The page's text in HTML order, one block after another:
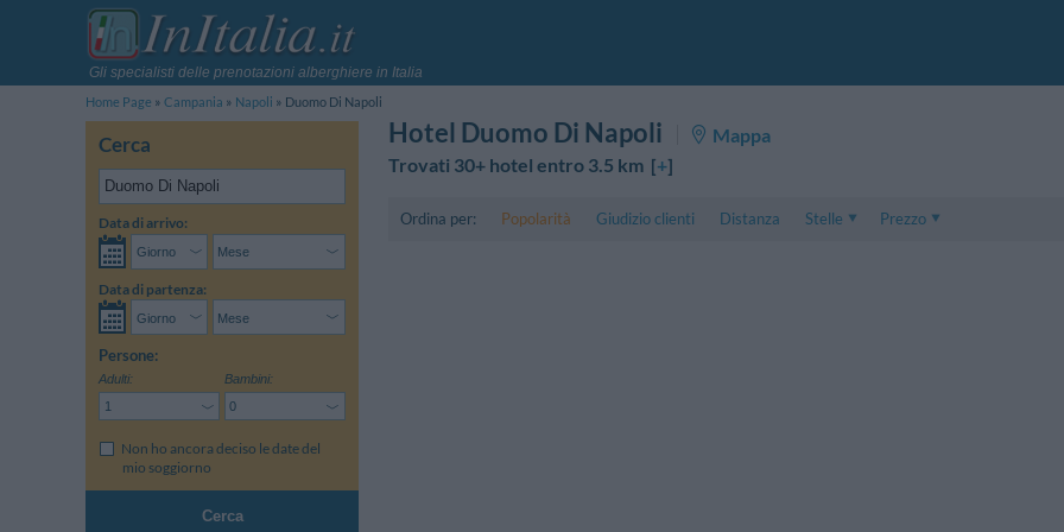
Gli specialisti delle prenotazioni alberghiere in Italia
Home Page
Campania Napoli Duomo Di Napoli
Cerca
Data di arrivo:
Data di partenza:
Persone:
Adulti: Bambini:
Non ho ancora deciso le date del
mio soggiorno
Cerca
Hotel Duomo Di Napoli
Mappa
Trovati 30+ hotel entro 3.5 km [+]
Ordina per: Popolarità Giudizio clienti Distanza
Stelle
Prezzo